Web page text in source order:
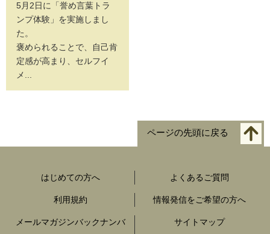
5月2日に「誉め言葉トラ
ンプ体験」を実施しまし
た。
褒められることで、自己肯
定感が高まり、セルフイ
メ...
ページの先頭に戻る
はじめての方へ よくあるご質問
利用規約 情報発信をご希望の方へ
メールマガジンバックナンバ
サイトマップ